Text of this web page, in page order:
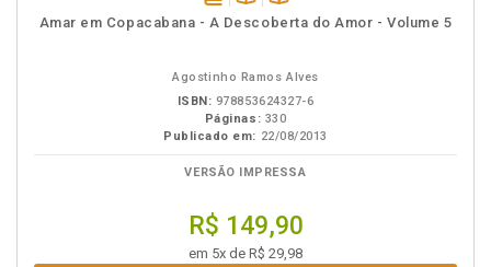
disponível
Disponível
páginas
Amar em Copacabana - A Descoberta do Amor - Volume 5
Agostinho Ramos Alves
ISBN: 978853624327-6
Páginas: 330
Publicado em: 22/08/2013
VERSÃO IMPRESSA
R$ 149,90
em 5x de R$ 29,98